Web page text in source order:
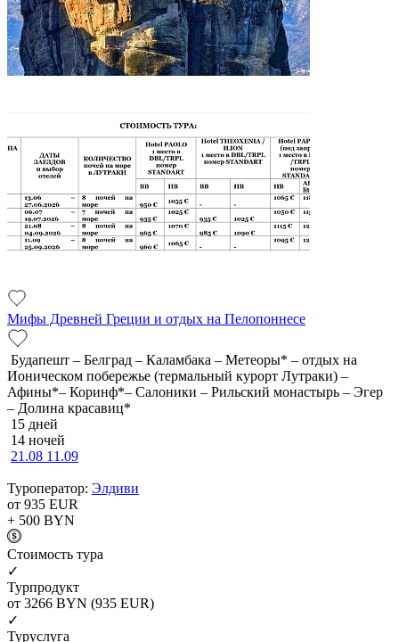
Мифы Древней Греции и отдых на Пелопоннесе
Будапешт – Белград – Каламбака – Метеоры* – отдых на
Ионическом побережье (термальный курорт Лутраки) –
Афины*– Коринф*– Салоники – Рильский монастырь – Эгер
– Долина красавиц*
15 дней
14 ночей
21.08 11.09
Туроператор: Элдиви
от 935 EUR
+ 500 BYN
Cтоимость тура
✓
Турпродукт
от 3266 BYN (935 EUR)
✓
Туруслуга